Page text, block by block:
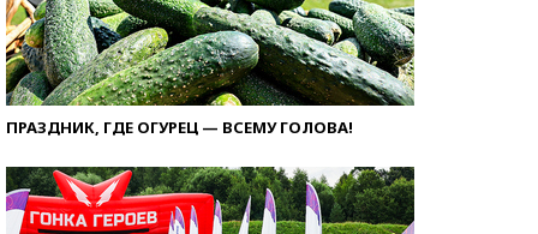
ПРАЗДНИК, ГДЕ ОГУРЕЦ — ВСЕМУ ГОЛОВА!